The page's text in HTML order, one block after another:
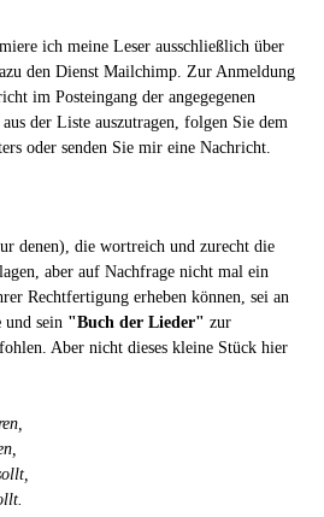
ich meine Leser ausschließlich über
den Dienst Mailchimp. Zur Anmeldung
im Posteingang der angegegenen
der Liste auszutragen, folgen Sie dem
oder senden Sie mir eine Nachricht.
denen), die wortreich und zurecht die
aber auf Nachfrage nicht mal ein
Rechtfertigung erheben können, sei an
und sein "Buch der Lieder" zur
Aber nicht dieses kleine Stück hier